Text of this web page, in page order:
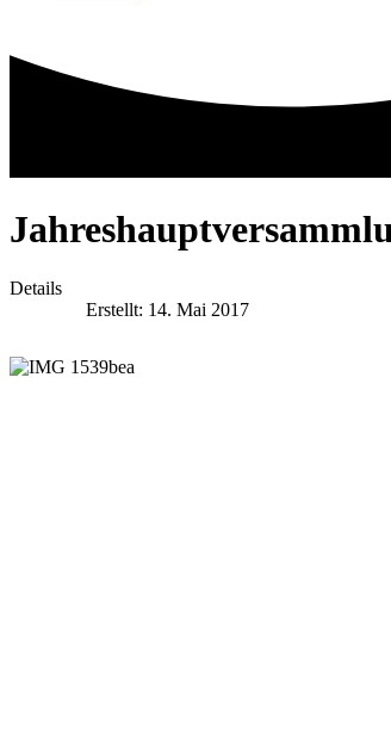
Details
Erstellt: 14. Mai 2017